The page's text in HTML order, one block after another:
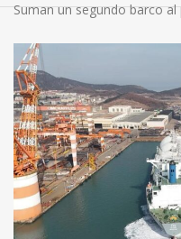
Suman un segundo barco